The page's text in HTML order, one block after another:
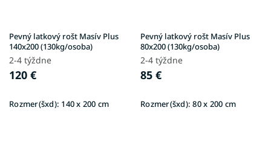
Pevný latkový rošt Masív Plus
140x200 (130kg/osoba)
2-4 týždne
120 €
Rozmer(šxd): 140 x 200 cm
Pevný latkový rošt Masív Plus
80x200 (130kg/osoba)
2-4 týždne
85 €
Rozmer(šxd):80 x 200 cm